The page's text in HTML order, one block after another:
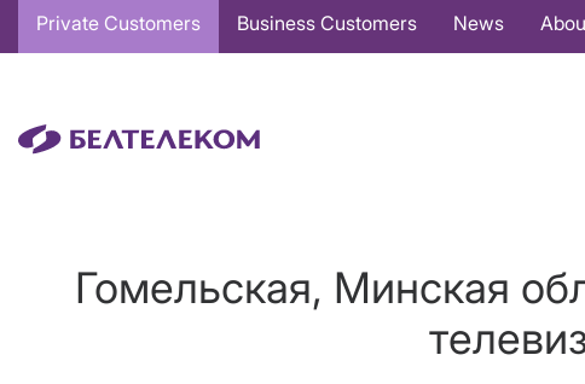
Основная
навигация
Private Customers Business Customers News
Гомельская, Минская